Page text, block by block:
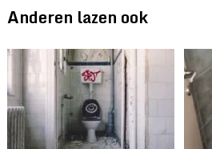
Anderen lazen ook